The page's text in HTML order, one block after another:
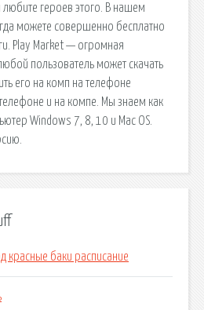
любите героев этого. В нашем
можете совершенно бесплатно
Play Market — огромная
пользователь может скачать
его на комп на телефоне
и на компе. Мы знаем как
Windows 7, 8, 10 и Mac OS.
красные баки расписание